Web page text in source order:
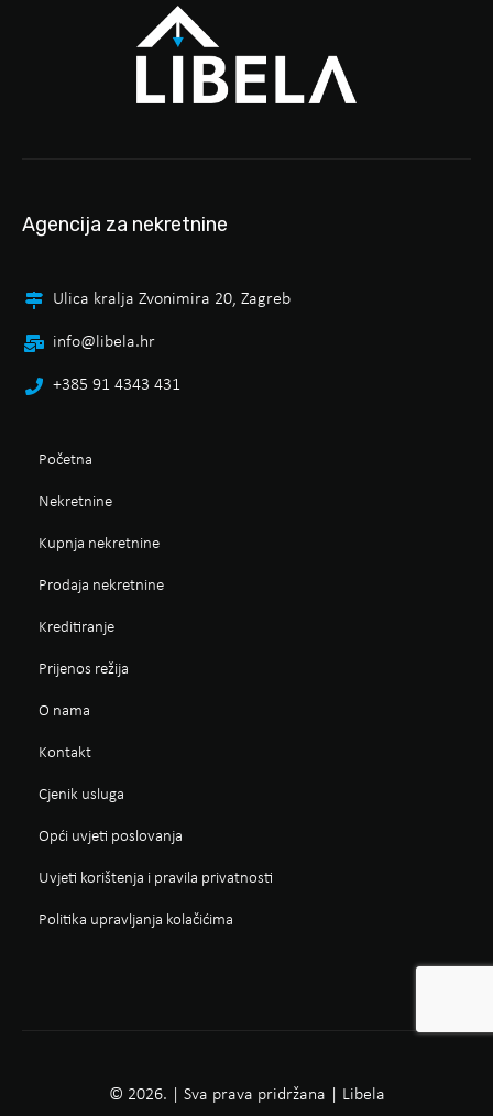
Agencija za nekretnine
Ulica kralja Zvonimira 20, Zagreb
info@libela.hr
+385 91 4343 431
Početna
Nekretnine
Kupnja nekretnine
Prodaja nekretnine
Kreditiranje
Prijenos režija
O nama
Kontakt
Cjenik usluga
Opći uvjeti poslovanja
Uvjeti korištenja i pravila privatnosti
Politika upravljanja kolačićima
© 2026. | Sva prava pridržana | Libela